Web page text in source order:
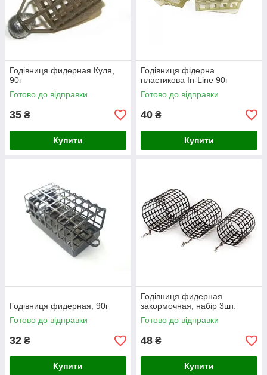
Годівниця фидерная Куля,
90г
Готово до відправки
35 ₴
Купити
Годівниця фідерна
пластикова In-Line 90г
Готово до відправки
40 ₴
Купити
Годівниця фидерная, 90г
Готово до відправки
32 ₴
Купити
Годівниця фидерная
закормочная, набір 3шт.
Готово до відправки
48 ₴
Купити